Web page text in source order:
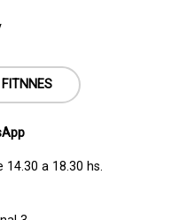
14.30 a 18.30 hs.